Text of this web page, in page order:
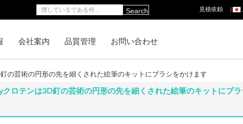
見積依頼 |
Search
会社案内 品質管理 お問い合わせ
の芸術の円形の先を細くされた絵筆のキットにブラシをかけます
ロテンは3D釘の芸術の円形の先を細くされた絵筆のキットにブ